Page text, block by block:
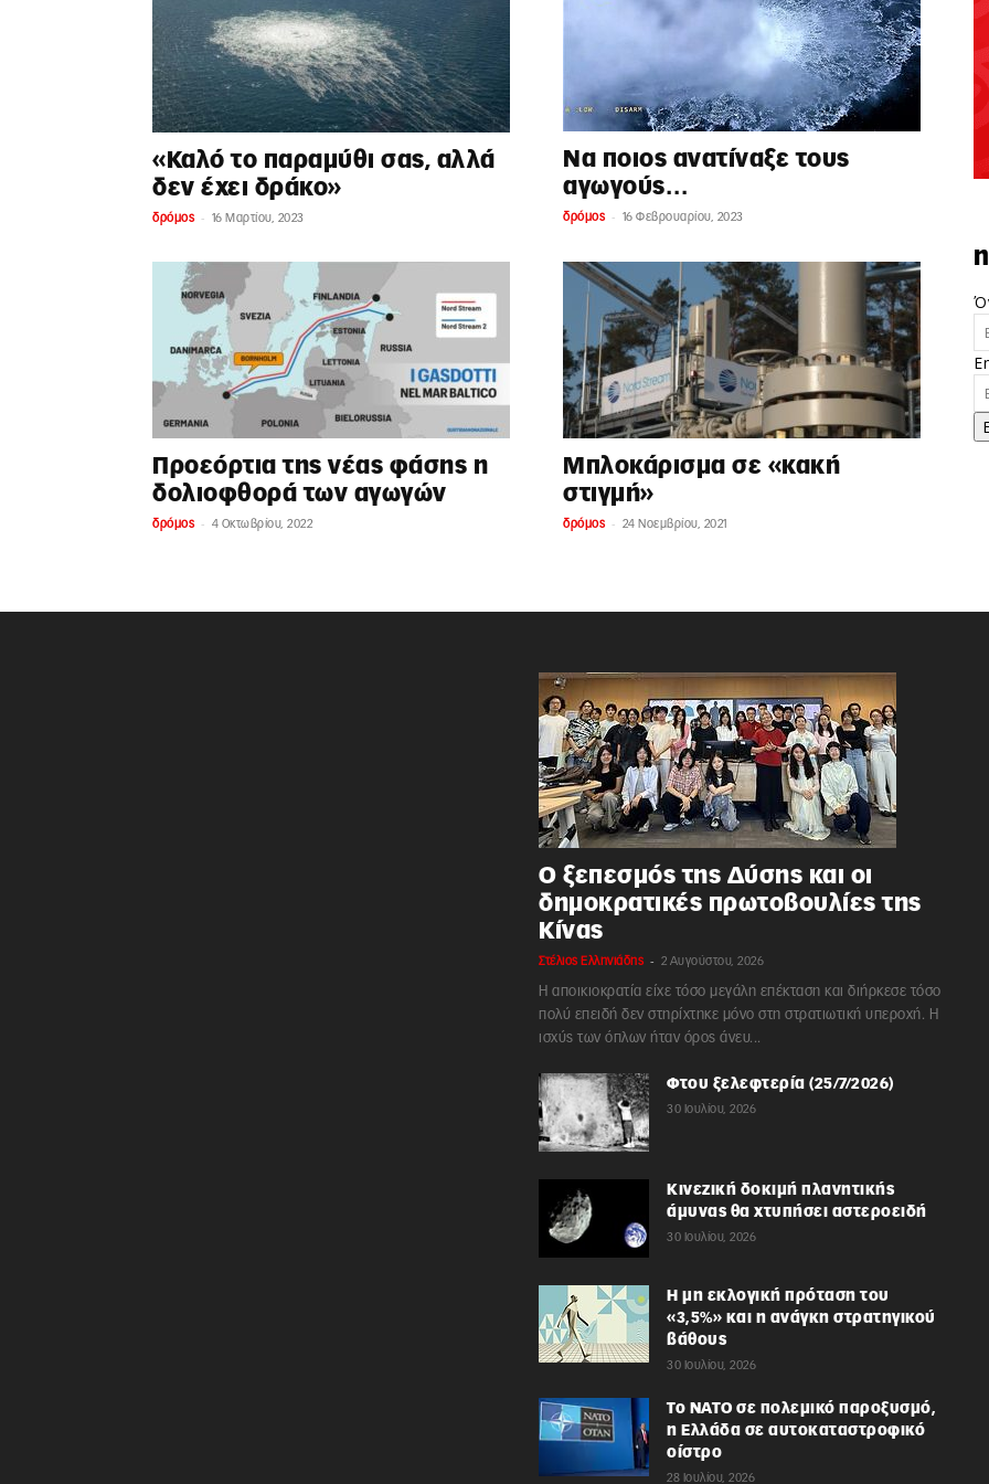
«Καλό το παραμύθι σας, αλλά
δεν έχει δράκο»
δρόμος - 16 Μαρτίου, 2023
Να ποιος ανατίναξε τους
αγωγούς…
δρόμος - 16 Φεβρουαρίου, 2023
Προεόρτια της νέας φάσης η
δολιοφθορά των αγωγών
δρόμος - 4 Οκτωβρίου, 2022
Μπλοκάρισμα σε «κακή
στιγμή»
δρόμος - 24 Νοεμβρίου, 2021
Ο ξεπεσμός της Δύσης και οι
δημοκρατικές πρωτοβουλίες της
Κίνας
Στέλιος Ελληνιάδης - 2 Αυγούστου, 2026
Η αποικιοκρατία είχε τόσο μεγάλη επέκταση και διήρκεσε τόσο
πολύ επειδή δεν στηρίχτηκε μόνο στη στρατιωτική υπεροχή. Η
ισχύς των όπλων ήταν όρος άνευ...
Φτου ξελεφτερία (25/7/2026)
30 Ιουλίου, 2026
Κινεζική δοκιμή πλανητικής
άμυνας θα χτυπήσει αστεροειδή
30 Ιουλίου, 2026
Η μη εκλογική πρόταση του
«3,5%» και η ανάγκη στρατηγικού
βάθους
30 Ιουλίου, 2026
Το ΝΑΤΟ σε πολεμικό παροξυσμό,
η Ελλάδα σε αυτοκαταστροφικό
οίστρο
28 Ιουλίου, 2026